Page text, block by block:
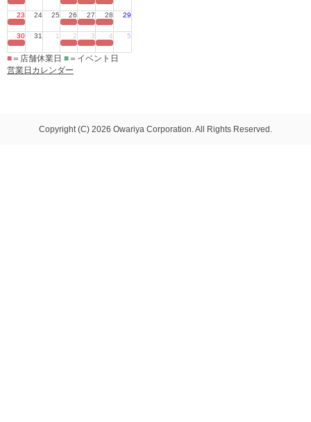
23 24 25 26 27 28 29
30 31 1 2 3 4 5
■ ＝店舗休業日 ■ ＝イベント日
営業日カレンダー
Copyright (C) 2026 Owariya Corporation. All Rights Reserved.